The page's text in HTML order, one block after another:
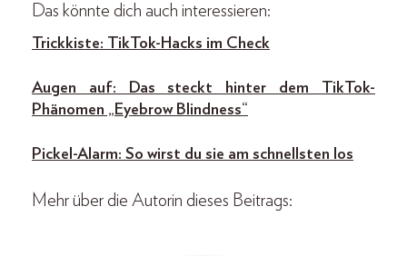
Das könnte dich auch interessieren:
Trickkiste: TikTok-Hacks im Check
Augen auf: Das steckt hinter dem TikTok-
Phänomen „Eyebrow Blindness“
Pickel-Alarm: So wirst du sie am schnellsten los
Mehr über die Autorin dieses Beitrags: